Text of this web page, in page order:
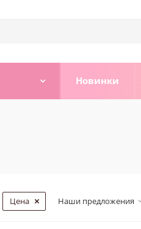
Новинки
Цена Наши предложения